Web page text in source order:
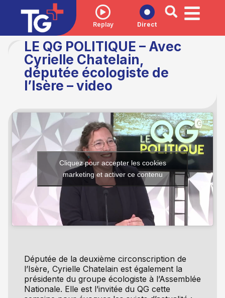
Replay Direct
LE QG POLITIQUE – Avec
Cyrielle Chatelain,
députée écologiste de
l’Isère – video
Députée de la deuxième circonscription de
l’Isère, Cyrielle Chatelain est également la
présidente du groupe écologiste à l’Assemblée
Nationale. Elle est l’invitée du QG cette
Cliquez pour accepter les cookies
marketing et activer ce contenu